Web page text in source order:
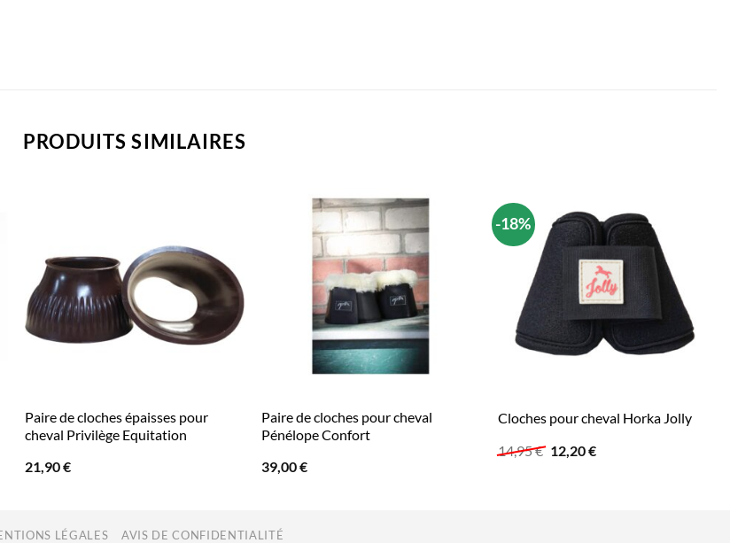
PRODUITS SIMILAIRES
Paire de cloches épaisses pour
cheval Privilège Equitation
21,90€
Paire de cloches pour cheval
Pénélope Confort
39,00€
-18%
Cloches pour cheval Horka Jolly
14,95€ Le
prix
12,20€Le
LÉGALES AVIS DE CONFIDENTIALITÉ